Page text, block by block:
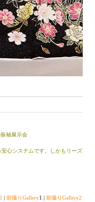
袖展示会
心システムです。しかもリーズ
前撮りGallery1 | 前撮りGallery2